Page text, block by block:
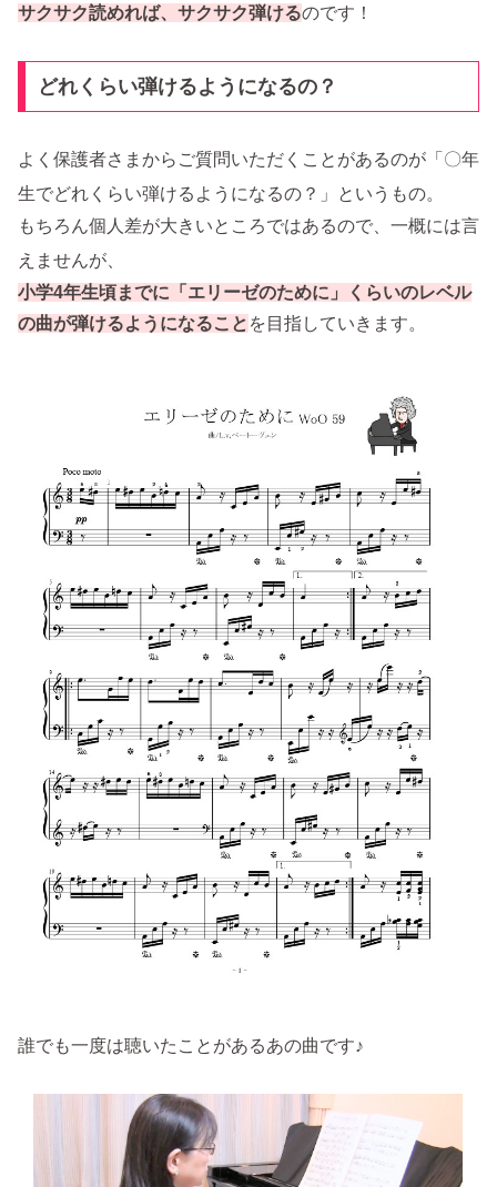
サクサク読めれば、サクサク弾けるのです！
どれくらい弾けるようになるの？
よく保護者さまからご質問いただくことがあるのが「〇年
生でどれくらい弾けるようになるの？」というもの。
もちろん個人差が大きいところではあるので、一概には言
えませんが、
小学4年生頃までに「エリーゼのために」くらいのレベル
の曲が弾けるようになること を目指していきます。
誰でも一度は聴いたことがあるあの曲です♪